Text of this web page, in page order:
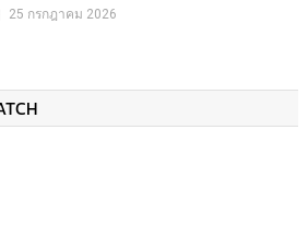
25 กรกฎาคม 2026